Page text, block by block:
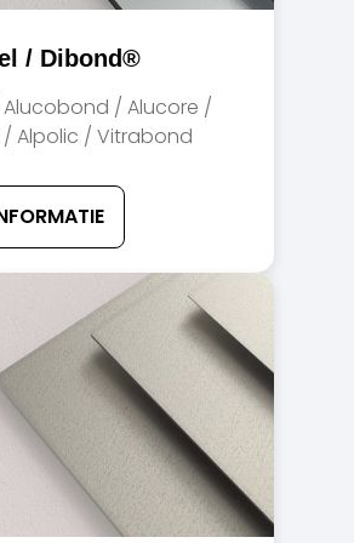
/ Dibond®
/ Alucore /
Alpolic / Vitrabond